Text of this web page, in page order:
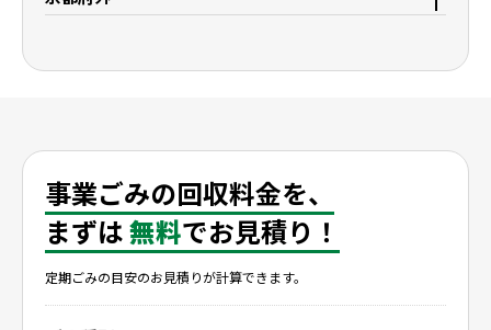
京都市山科区
京都市南区
八幡市
城陽市
滋賀県大津市
滋賀県栗東市
事業ごみの回収料金を、
まずは無料でお見積り！
定期ごみの目安のお見積りが計算できます。